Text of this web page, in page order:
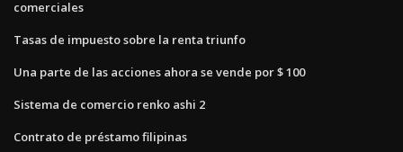
comerciales
Tasas de impuesto sobre la renta triunfo
Una parte de las acciones ahora se vende por $ 100
Sistema de comercio renko ashi 2
Contrato de préstamo filipinas